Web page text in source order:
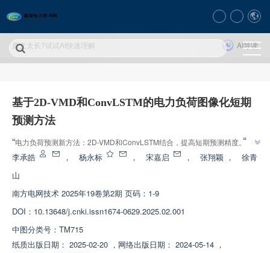
原文太长?试试AI快速理解 AI导读
基于2D-VMD和ConvLSTM的电力负荷图像化短期
预测方法
“电力负荷预测新方法：2D-VMD和ConvLSTM结合，提高短期预测精度。”
”
李承皓 ， 杨永标 ， 宋嘉启 ， 张翔颖 ，
徐青
山
南方电网技术 2025年19卷第2期 页码：1-9
DOI： 10.13648/j.cnki.issn1674-0629.2025.02.001
中图分类号： TM715
纸质出版日期： 2025-02-20 ， 网络出版日期： 2024-05-14 ，